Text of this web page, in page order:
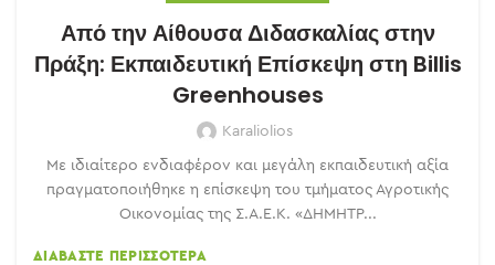
Από την Αίθουσα Διδασκαλίας στην
Πράξη: Εκπαιδευτική Επίσκεψη στη Billis
Greenhouses
Karaliolios
Με ιδιαίτερο ενδιαφέρον και μεγάλη εκπαιδευτική αξία
πραγματοποιήθηκε η επίσκεψη του τμήματος Αγροτικής
Οικονομίας της Σ.Α.Ε.Κ. «ΔΗΜΗΤΡ...
ΔΙΑΒΆΣΤΕ ΠΕΡΙΣΣΌΤΕΡΑ